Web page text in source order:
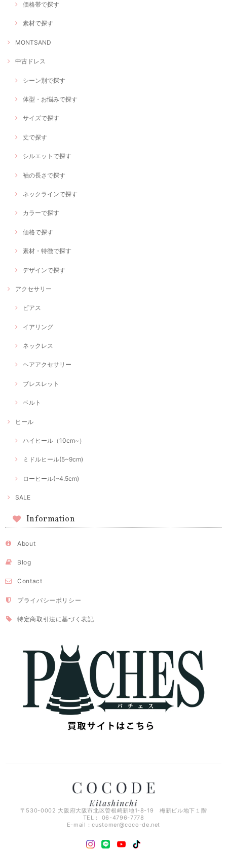
価格帯で探す
素材で探す
MONTSAND
中古ドレス
シーン別で探す
体型・お悩みで探す
サイズで探す
丈で探す
シルエットで探す
袖の長さで探す
ネックラインで探す
カラーで探す
価格で探す
素材・特徴で探す
デザインで探す
アクセサリー
ピアス
イアリング
ネックレス
ヘアアクセサリー
ブレスレット
ベルト
ヒール
ハイヒール（10cm~）
ミドルヒール(5~9cm)
ローヒール(~4.5cm)
SALE
Information
About
Blog
Contact
プライバシーポリシー
特定商取引法に基づく表記
〒530-0002 大阪府大阪市北区曽根崎新地1-8-19 梅新ビル地下１階
TEL： 06-4796-7778
E-mail：customer@coco-de.net